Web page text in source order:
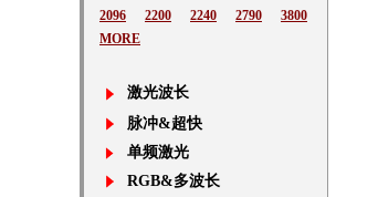
单频激光
激光波长
脉冲&超快
RGB&多波长
3800
2790
2096
2240
2200
MORE